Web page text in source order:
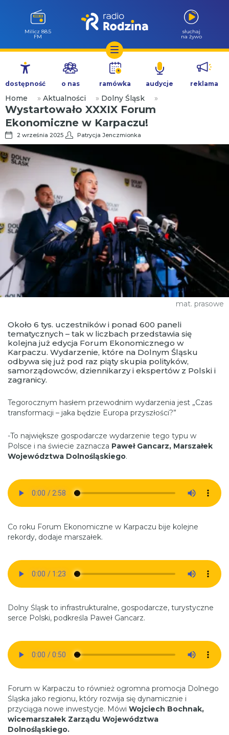
Przejdź
treści
Milicz 88.5
FM
słuchaj
na żywo
dostępność o nas ramówka audycje reklama
Home » Aktualności » Dolny Śląsk »
Wystartowało XXXIX Forum
Ekonomiczne w Karpaczu!
2 września 2025 Patrycja Jenczmionka
mat. prasowe
Około 6 tys. uczestników i ponad 600 paneli
tematycznych – tak w liczbach przedstawia się
kolejna już edycja Forum Ekonomicznego w
Karpaczu. Wydarzenie, które na Dolnym Śląsku
odbywa się już pod raz piąty skupia polityków,
samorządowców, dziennikarzy i ekspertów z Polski i
zagranicy.
Tegorocznym hasłem przewodnim wydarzenia jest „Czas
transformacji – jaka będzie Europa przyszłości?”
-To największe gospodarcze wydarzenie tego typu w
Polsce i na świecie zaznacza Paweł Gancarz, Marszałek
Województwa Dolnośląskiego.
Co roku Forum Ekonomiczne w Karpaczu bije kolejne
rekordy, dodaje marszałek.
Dolny Śląsk to infrastrukturalne, gospodarcze, turystyczne
serce Polski, podkreśla Paweł Gancarz.
Forum w Karpaczu to również ogromna promocja Dolnego
Śląska jako regionu, który rozwija się dynamicznie i
przyciąga nowe inwestycje. Mówi Wojciech Bochnak,
wicemarszałek Zarządu Województwa
Dolnośląskiego.